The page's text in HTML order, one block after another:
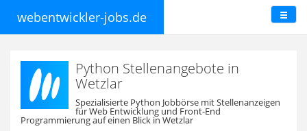
webentwickler-jobs.de
Python Stellenangebote in
Wetzlar
Spezialisierte Python Jobbörse mit Stellenanzeigen
für Web Entwicklung und Front-End
Programmierung auf einen Blick in Wetzlar